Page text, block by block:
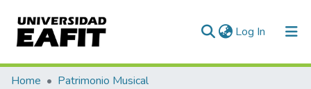
Log In (current)
Communities & Collections
Home
Patrimonio Musical